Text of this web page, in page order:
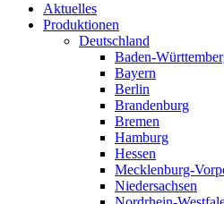
Aktuelles
Produktionen
Deutschland
Baden-
Bayern
Berlin
Brandenburg
Bremen
Hamburg
Hessen
Mecklenburg-
Niedersachsen